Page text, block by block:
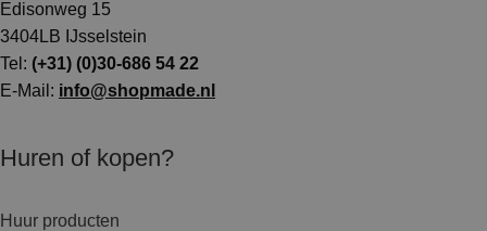
Edisonweg 15
3404LB IJsselstein
Tel: (+31) (0)30-686 54 22
E-Mail: info@shopmade.nl
Huren of kopen?
Huur producten